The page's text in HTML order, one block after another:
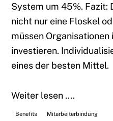
System um 45%. Fazit:
nicht nur eine Floskel
müssen
investieren.
eines der besten Mittel.
Weiter lesen ....
Benefits Mitarbeiterbindung